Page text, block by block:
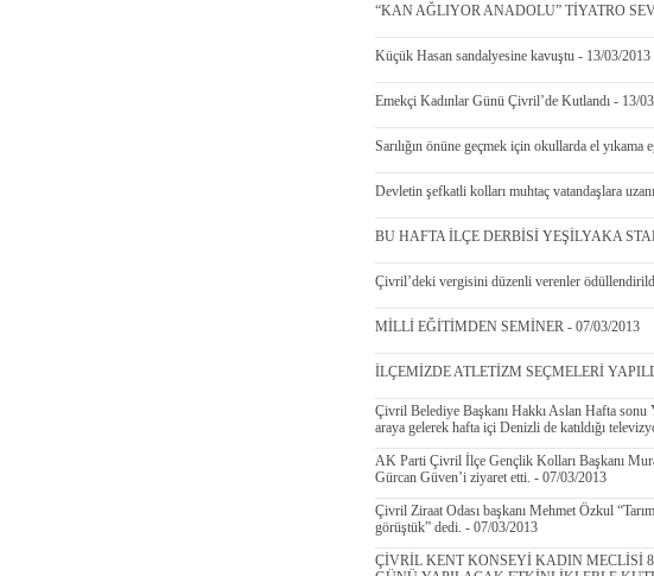
“KAN AĞLIYOR ANADOLU” TİYATRO
Küçük Hasan sandalyesine kavuştu - 13/03/2013
Emekçi Kadınlar Günü Çivril’de Kutlandı - 13/
Sarılığın önüne geçmek için okullarda el
Devletin şefkatli kolları muhtaç vatandaşlara
BU HAFTA İLÇE DERBİSİ YEŞİLYAKA
Çivril’deki vergisini düzenli verenler
MİLLİ EĞİTİMDEN SEMİNER - 07/03/2013
İLÇEMİZDE ATLETİZM SEÇMELERİ
Çivril Belediye Başkanı Hakkı Aslan Hafta
araya gelerek hafta içi Denizli de katıldığı
AK Parti Çivril İlçe Gençlik Kolları Başkanı
Gürcan Güven’i ziyaret etti. - 07/03/2013
Çivril Ziraat Odası başkanı Mehmet Özkul
görüştük” dedi. - 07/03/2013
ÇİVRİL KENT KONSEYİ KADIN MECLİSİ